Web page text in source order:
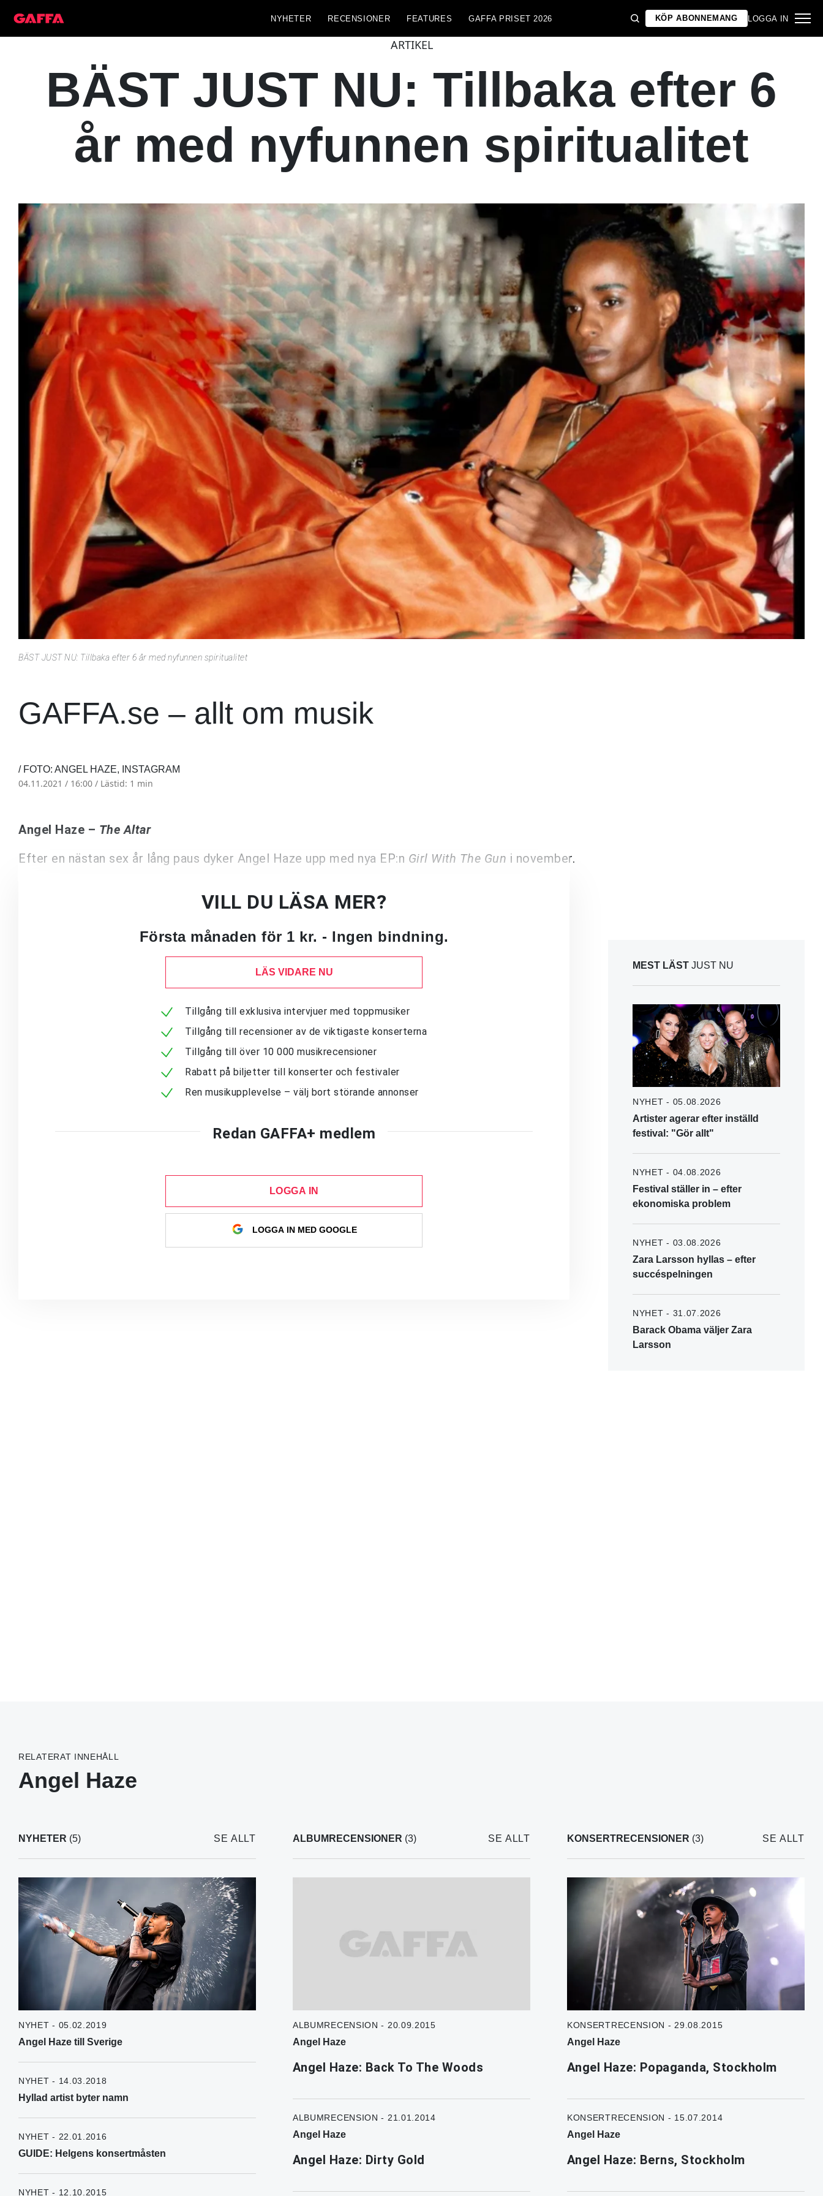
NYHETER RECENSIONER FEATURES GAFFA PRISET 2026 KÖP ABONNEMANG LOGGA IN
ARTIKEL
BÄST JUST NU: Tillbaka efter 6
år med nyfunnen spiritualitet
BÄST JUST NU: Tillbaka efter 6 år med nyfunnen spiritualitet
GAFFA.se – allt om musik
/ FOTO: ANGEL HAZE, INSTAGRAM
04.11.2021 / 16:00 / Lästid: 1 min
Angel Haze – The Altar
Efter en nästan sex år lång paus dyker Angel Haze upp med nya EP:n Girl With The Gun i november.
VILL DU LÄSA MER?
Första månaden för 1 kr. - Ingen bindning.
LÄS VIDARE NU
Tillgång till exklusiva intervjuer med toppmusiker
Tillgång till recensioner av de viktigaste konserterna
Tillgång till över 10 000 musikrecensioner
Rabatt på biljetter till konserter och festivaler
Ren musikupplevelse – välj bort störande annonser
Redan GAFFA+ medlem
LOGGA IN
LOGGA IN MED GOOGLE
MEST LÄST JUST NU
NYHET - 05.08.2026
Artister agerar efter inställd
festival: "Gör allt"
NYHET - 04.08.2026
Festival ställer in – efter
ekonomiska problem
NYHET - 03.08.2026
Zara Larsson hyllas – efter
succéspelningen
NYHET - 31.07.2026
Barack Obama väljer Zara
Larsson
RELATERAT INNEHÅLL
Angel Haze
NYHETER (5) SE ALLT
NYHET - 05.02.2019
Angel Haze till Sverige
NYHET - 14.03.2018
Hyllad artist byter namn
NYHET - 22.01.2016
GUIDE: Helgens konsertmåsten
NYHET - 12.10.2015
ALBUMRECENSIONER (3) SE ALLT
ALBUMRECENSION - 20.09.2015
Angel Haze
Angel Haze: Back To The Woods
ALBUMRECENSION - 21.01.2014
Angel Haze
Angel Haze: Dirty Gold
KONSERTRECENSIONER (3) SE ALLT
KONSERTRECENSION - 29.08.2015
Angel Haze
Angel Haze: Popaganda, Stockholm
KONSERTRECENSION - 15.07.2014
Angel Haze
Angel Haze: Berns, Stockholm